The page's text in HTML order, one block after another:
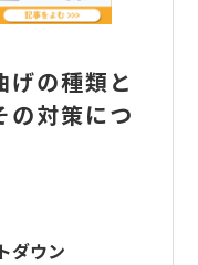
の種類と
の対策につ
ダウン